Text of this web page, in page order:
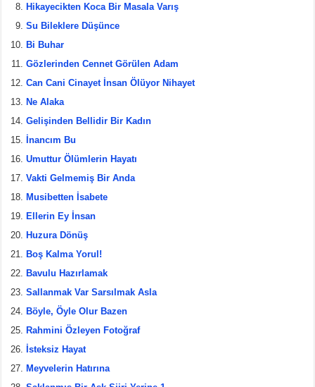
Hikayecikten Koca Bir Masala Varış
Su Bileklere Düşünce
Bi Buhar
Gözlerinden Cennet Görülen Adam
Can Cani Cinayet İnsan Ölüyor Nihayet
Ne Alaka
Gelişinden Bellidir Bir Kadın
İnancım Bu
Umuttur Ölümlerin Hayatı
Vakti Gelmemiş Bir Anda
Musibetten İsabete
Ellerin Ey İnsan
Huzura Dönüş
Boş Kalma Yorul!
Bavulu Hazırlamak
Sallanmak Var Sarsılmak Asla
Böyle, Öyle Olur Bazen
Rahmini Özleyen Fotoğraf
İsteksiz Hayat
Meyvelerin Hatırına